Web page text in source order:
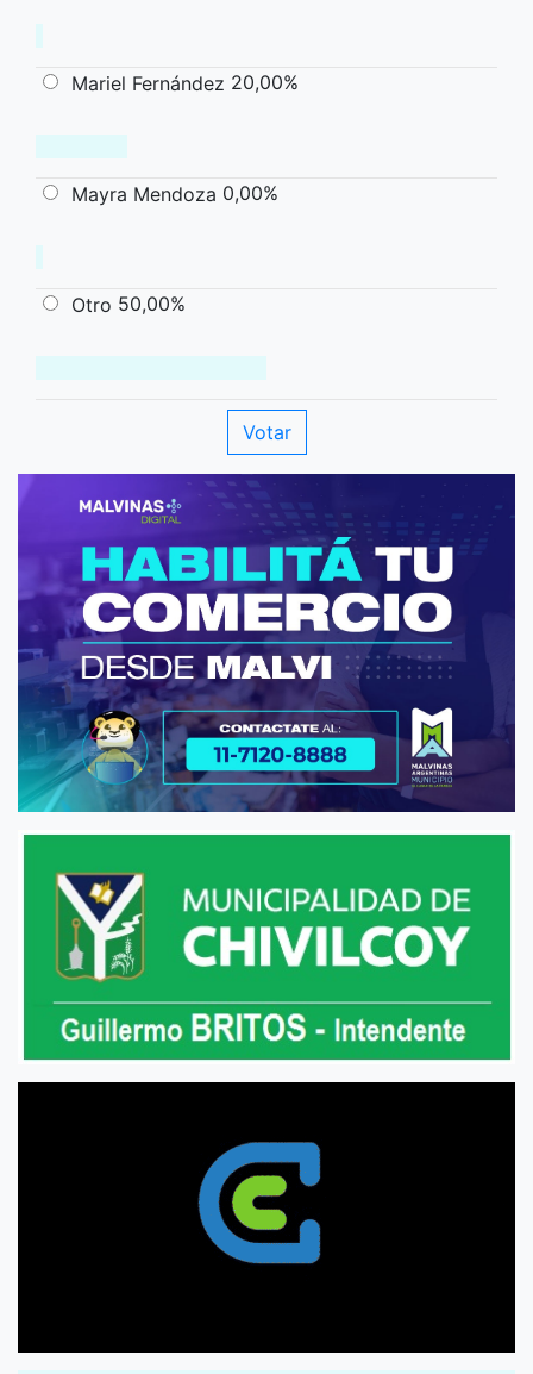
Mariel Fernández 20,00%
Mayra Mendoza 0,00%
Otro 50,00%